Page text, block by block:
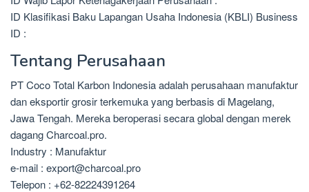
ID Klasifikasi Baku Lapangan Usaha Indonesia (KBLI) Business
ID :
Tentang Perusahaan
PT Coco Total Karbon Indonesia adalah perusahaan manufaktur
dan eksportir grosir terkemuka yang berbasis di Magelang,
Jawa Tengah. Mereka beroperasi secara global dengan merek
dagang Charcoal.pro.
Industry : Manufaktur
e-mail : export@charcoal.pro
Telepon : +62-82224391264